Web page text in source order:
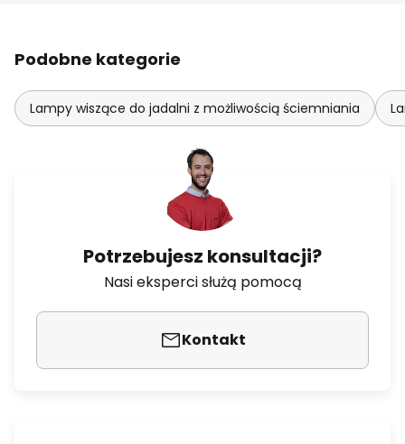
Podobne kategorie
Lampy wiszące do jadalni z możliwością ściemniania
Potrzebujesz konsultacji?
Nasi eksperci służą pomocą
Kontakt